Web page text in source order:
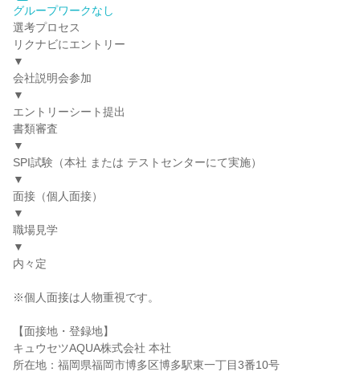
グループワークなし
選考プロセス
リクナビにエントリー
▼
会社説明会参加
▼
エントリーシート提出
書類審査
▼
SPI試験（本社 または テストセンターにて実施）
▼
面接（個人面接）
▼
職場見学
▼
内々定
※個人面接は人物重視です。
【面接地・登録地】
キュウセツAQUA株式会社 本社
所在地：福岡県福岡市博多区博多駅東一丁目3番10号